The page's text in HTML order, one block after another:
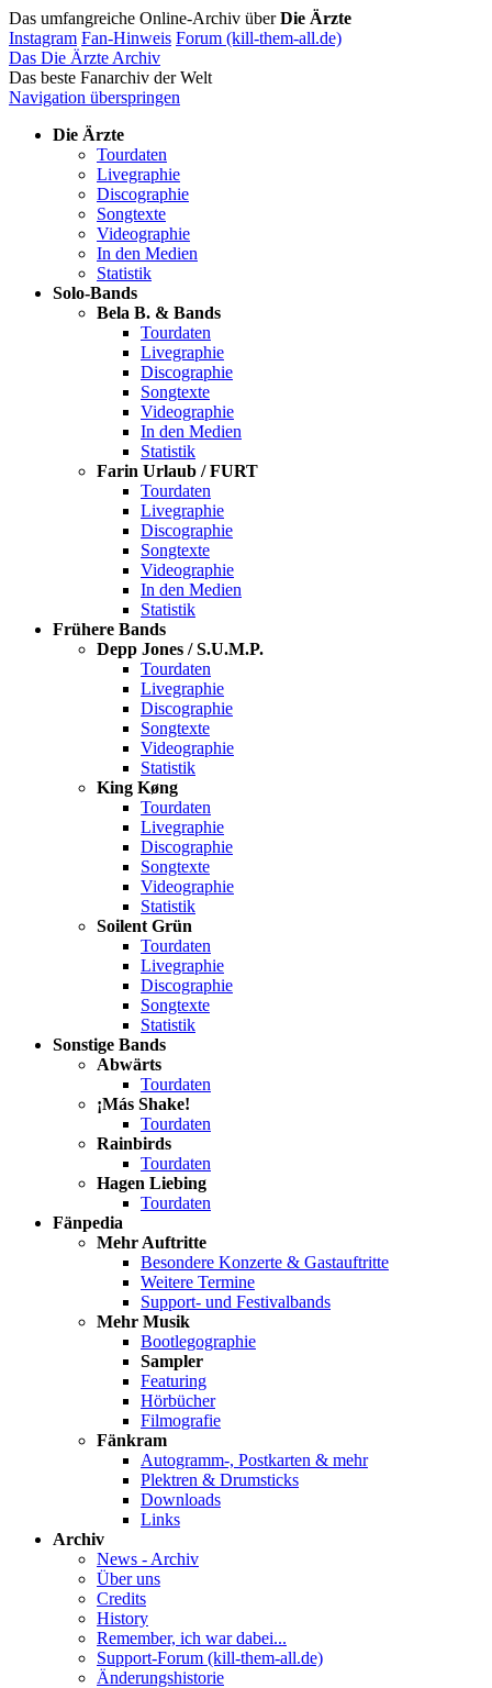
Das umfangreiche Online-Archiv überDie Ärzte
Instagram Fan-Hinweis Forum (kill-them-all.de)
Das Die Ärzte Archiv
Das beste Fanarchiv der Welt
Navigation überspringen
Die Ärzte
Tourdaten
Livegraphie
Discographie
Songtexte
Videographie
In den Medien
Statistik
Solo-Bands
Bela B. & Bands
Tourdaten
Livegraphie
Discographie
Songtexte
Videographie
In den Medien
Statistik
Farin Urlaub / FURT
Tourdaten
Livegraphie
Discographie
Songtexte
Videographie
In den Medien
Statistik
Frühere Bands
Depp Jones / S.U.M.P.
Tourdaten
Livegraphie
Discographie
Songtexte
Videographie
Statistik
King Køng
Tourdaten
Livegraphie
Discographie
Songtexte
Videographie
Statistik
Soilent Grün
Tourdaten
Livegraphie
Discographie
Songtexte
Statistik
Sonstige Bands
Abwärts
Tourdaten
¡Más Shake!
Tourdaten
Rainbirds
Tourdaten
Hagen Liebing
Tourdaten
Fänpedia
Mehr Auftritte
Besondere Konzerte & Gastauftritte
Weitere Termine
Support- und Festivalbands
Mehr Musik
Bootlegographie
Sampler
Featuring
Hörbücher
Filmografie
Fänkram
Autogramm-, Postkarten & mehr
Plektren & Drumsticks
Downloads
Links
Archiv
News - Archiv
Über uns
Credits
History
Remember, ich war dabei...
Support-Forum (kill-them-all.de)
Änderungshistorie